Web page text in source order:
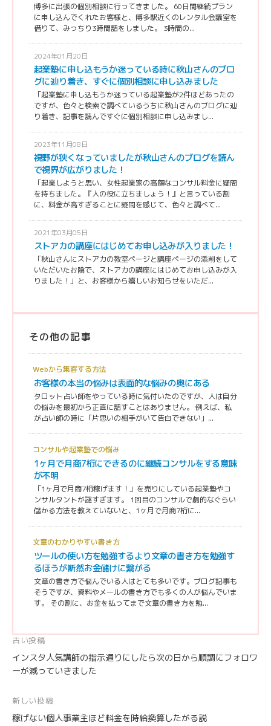
博多に出張の個別相談に行ってきました。 60日間継続プラン
に申し込んでくれたお客様と、博多駅近くのレンタル会議室を
借りて、みっちり3時間話をしました。 3時間の...
2024年01月20日
起業塾に申し込もうか迷っている時に秋山さんのブロ
グに辿り着き、すぐに個別相談に申し込みました
「起業塾に申し込もうか迷っている起業塾が2件ほどあったの
ですが、色々と検索で調べているうちに秋山さんのブログに辿
り着き、記事を読んですぐに個別相談に申し込みまし...
2023年11月08日
視野が狭くなっていましたが秋山さんのブログを読ん
で視界が広がりました！
「起業しようと思い、女性起業家の高額なコンサル料金に疑問
を持ちました。『人の役に立ちましょう！』と言っている割
に、料金が高すぎることに疑問を感じて、色々と調べて...
2021年03月05日
ストアカの講座にはじめてお申し込みが入りました！
「秋山さんにストアカの教室ページと講座ページの添削をして
いただいたお陰で、ストアカの講座にはじめてお申し込みが入
りました！」と、お客様から嬉しいお知らせをいただ...
その他の記事
Webから集客する方法
お客様の本当の悩みは表面的な悩みの奥にある
タロット占い師をやっている時に気付いたのですが、人は自分
の悩みを最初から正直に話すことはありません。 例えば、私
が占い師の時に「片思いの相手がいて告白できない」...
コンサルや起業塾での悩み
1ヶ月で月商7桁にできるのに継続コンサルをする意味
が不明
「1ヶ月で月商7桁稼げます！」を売りにしている起業塾やコ
ンサルタントが謎すぎます。 1回目のコンサルで劇的なぐらい
儲かる方法を教えていないと、1ヶ月で月商7桁に...
文章のわかりやすい書き方
ツールの使い方を勉強するより文章の書き方を勉強す
るほうが断然お金儲けに繋がる
文章の書き方で悩んでいる人はとても多いです。ブログ記事も
そうですが、資料やメールの書き方でも多くの人が悩んでいま
す。 その割に、お金を払ってまで文章の書き方を勉...
投
稿
ナ
ビ
ゲ
古い投稿
インスタ人気講師の指示通りにしたら次の日から順調にフォロワ
ーが減っていきました
新しい投稿
稼げない個人事業主ほど料金を時給換算したがる説